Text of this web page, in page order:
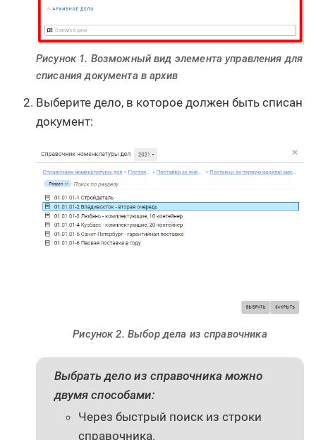
Рисунок 1. Возможный вид элемента управления для
списания документа в архив
Выберите дело, в которое должен быть списан
документ:
Рисунок 2. Выбор дела из справочника
Выбрать дело из справочника можно
двумя способами:
Через быстрый поиск из строки
справочника.